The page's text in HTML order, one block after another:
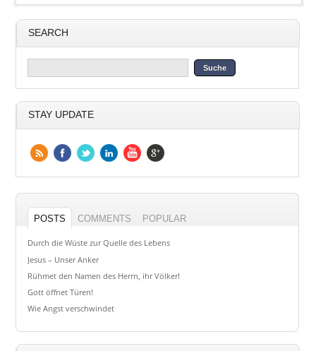
SEARCH
STAY UPDATE
POSTS COMMENTS POPULAR
Durch die Wüste zur Quelle des Lebens
Jesus – Unser Anker
Rühmet den Namen des Herrn, ihr Völker!
Gott öffnet Türen!
Wie Angst verschwindet